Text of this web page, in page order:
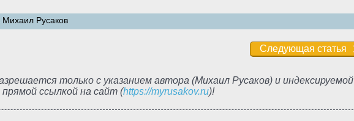
Михаил Русаков
Следующая статья
только с указанием автора (Михаил Русаков) и индексируемой
прямой ссылкой на сайт (https://myrusakov.ru)!